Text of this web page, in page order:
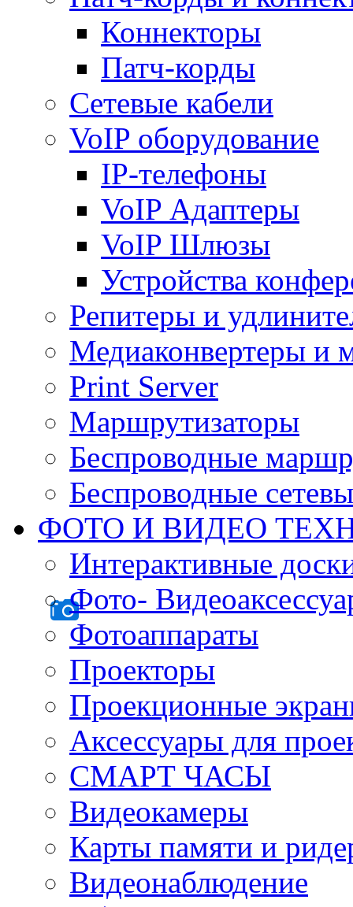
Коннекторы
Патч-корды
Сетевые кабели
VoIP оборудование
IP-телефоны
VoIP Адаптеры
VoIP Шлюзы
Устройства
Репитеры и
Медиаконвертеры и
Print Server
Маршрутизаторы
Беспроводные
Беспроводные
ФОТО И ВИДЕО
Интерактивные
Фото-
Фотоаппараты
Проекторы
Проекционные
Аксессуары для
СМАРТ ЧАСЫ
Видеокамеры
Карты памяти и
Видеонаблюдение